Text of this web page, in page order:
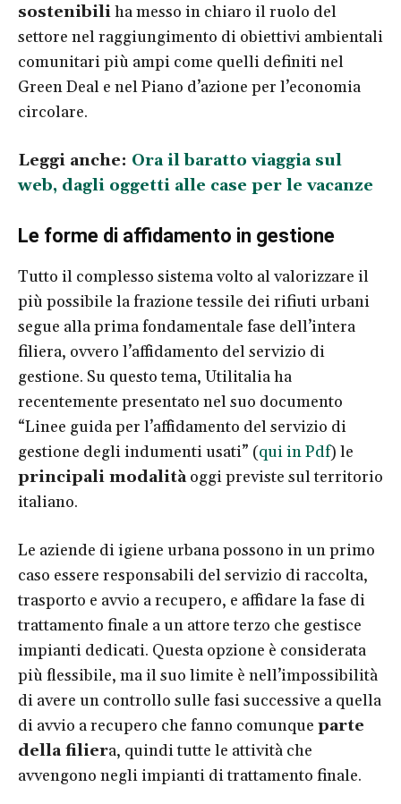
sostenibiliha messo in chiaro il ruolo del
settore nel raggiungimento di obiettivi ambientali
comunitari più ampi come quelli definiti nel
Green Deal e nel Piano d’azione per l’economia
circolare.
Leggi anche: Ora il baratto viaggia sul
web, dagli oggetti alle case per le vacanze
Le forme di affidamento in gestione
Tutto il complesso sistema volto al valorizzare il
più possibile la frazione tessile dei rifiuti urbani
segue alla prima fondamentale fase dell’intera
filiera, ovvero l’affidamento del servizio di
gestione. Su questo tema, Utilitalia ha
recentemente presentato nel suo documento
“Linee guida per l’affidamento del servizio di
gestione degli indumenti usati” (qui in Pdf) le
principali modalitàoggi previste sul territorio
italiano.
Le aziende di igiene urbana possono in un primo
caso essere responsabili del servizio di raccolta,
trasporto e avvio a recupero, e affidare la fase di
trattamento finale a un attore terzo che gestisce
impianti dedicati. Questa opzione è considerata
più flessibile, ma il suo limite è nell’impossibilità
di avere un controllo sulle fasi successive a quella
di avvio a recupero che fanno comunque parte
della filiera, quindi tutte le attività che
avvengono negli impianti di trattamento finale.